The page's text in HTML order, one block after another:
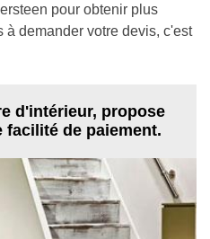
pour obtenir plus
demander votre devis, c'est
d'intérieur, propose
facilité de paiement.